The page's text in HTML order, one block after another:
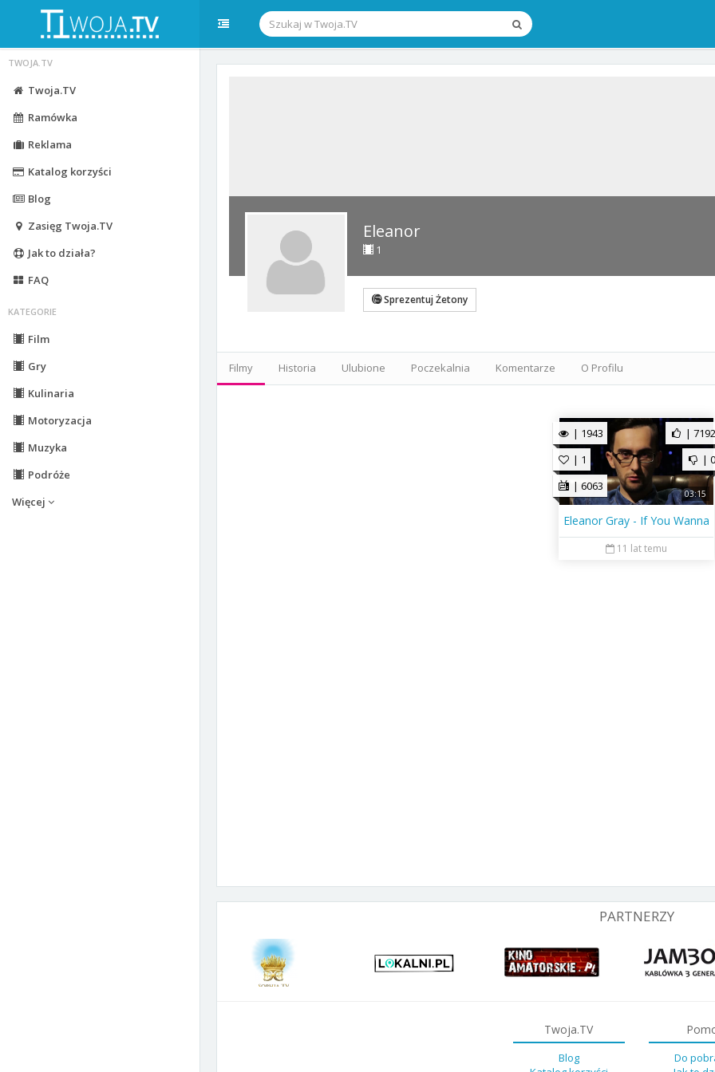
TWOJA.TV
Twoja.TV
Ramówka
Reklama
Katalog korzyści
Blog
Zasięg Twoja.TV
Jak to działa?
FAQ
KATEGORIE
Film
Gry
Kulinaria
Motoryzacja
Muzyka
Podróże
Więcej
Eleanor
1
Sprezentuj Żetony
Filmy Historia Ulubione Poczekalnia Komentarze O Profilu
| 1943
| 1
| 6063
| 7192
| 0
03:15
Eleanor Gray - If You Wanna
11 lat temu
PARTNERZY
Twoja.TV
Blog
Do